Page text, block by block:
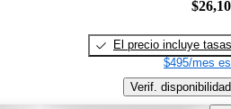
El precio incluye tasas
$495/mes
Verif. disponibilidad